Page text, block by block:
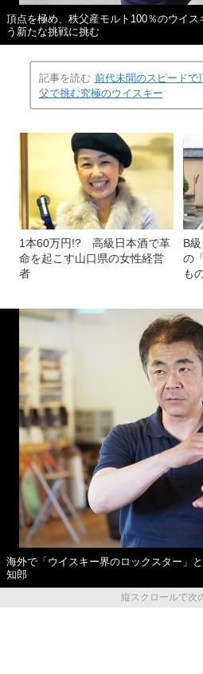
頂点を極め、秩父産モルト100％のウイス
う新たな挑戦に挑む
記事を読む 前代未聞のスピード
父で挑む究極のウイスキー
1本60万円!? 高級日本酒で革
命を起こす山口県の女性経営
者
B
の
も
海外で「ウイスキー界のロックスター」
知郎
縦スクロールで次